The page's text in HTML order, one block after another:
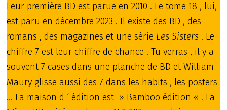
Leur première BD est parue en 2010 . Le tome 18 , lui,
est paru en décembre 2023 . Il existe des BD , des
romans , des magazines et une série Les Sisters . Le
chiffre 7 est leur chiffre de chance . Tu verras , il y a
souvent 7 cases dans une planche de BD et William
Maury glisse aussi des 7 dans les habits , les posters
… La maison d ‘ édition est » Bamboo édition « . La